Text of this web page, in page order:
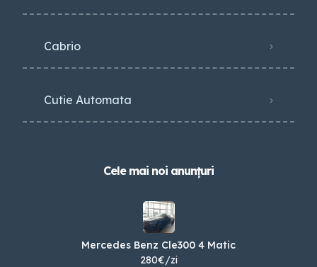
Cabrio
Cutie Automata
Cele mai noi anunțuri
Mercedes Benz Cle300 4 Matic
280€/zi